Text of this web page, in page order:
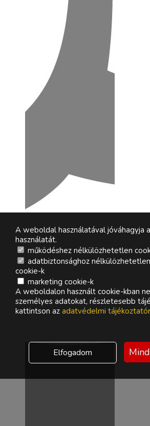
A weboldal használatával jóváhagyja
használatát.
működéshez nélkülözhetetlen
adatbiztonsághoz
cookie-k
marketing cookie-k
A weboldalon használt cookie-kban
személyes adatokat, részletesebb
kattintson az adatvédelmi
Elfogadom